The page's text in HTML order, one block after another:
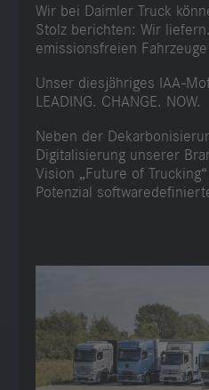
Wir bei Daimler Truck
Stolz berichten: Wir
emissionsfreien
Unser diesjähriges IAA-
LEADING. CHANGE. NOW.
Neben der
Digitalisierung unserer
Vision „Future of
Potenzial